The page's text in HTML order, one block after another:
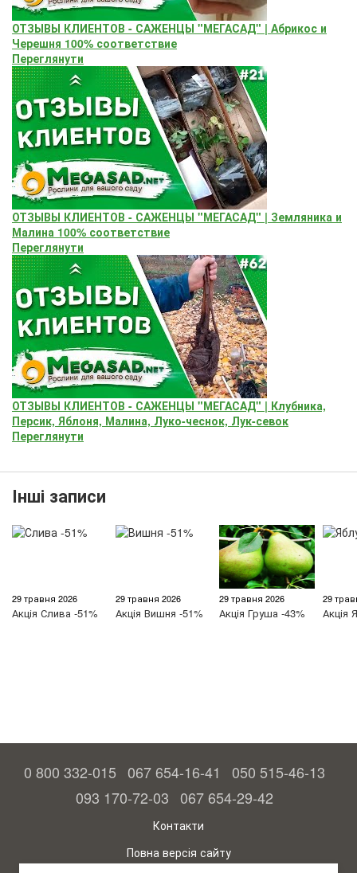
ОТЗЫВЫ КЛИЕНТОВ - САЖЕНЦЫ "МЕГАСАД" | Абрикос и
Черешня 100% соответствие
Переглянути
ОТЗЫВЫ КЛИЕНТОВ - САЖЕНЦЫ "МЕГАСАД" | Земляника и
Малина 100% соответствие
Переглянути
ОТЗЫВЫ КЛИЕНТОВ - САЖЕНЦЫ "МЕГАСАД" | Клубника,
Персик, Яблоня, Малина, Луко-чеснок, Лук-севок
Переглянути
Інші записи
29 травня 2026
Акція Слива -51%
29 травня 2026
Акція Вишня -51%
29 травня 2026
Акція Груша -43%
29
Акція
0 800 332-015 067 654-16-41
050 515-46-13
093 170-72-03 067 654-29-42
Контакти
Повна версія сайту